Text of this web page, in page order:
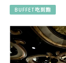
BUFFET吃到飽